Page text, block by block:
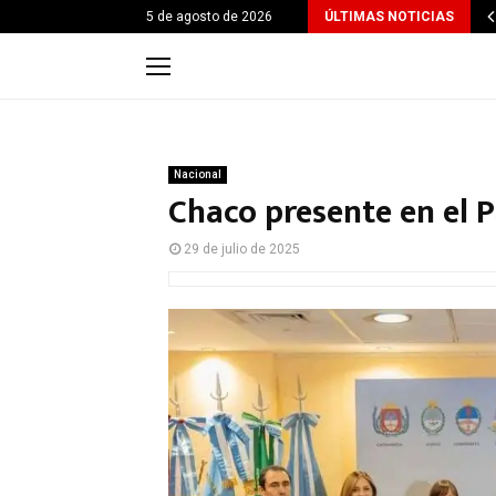
5 de agosto de 2026 ÚLTIMAS NOTICIAS
Nacional
Chaco presente en el
29 de julio de 2025